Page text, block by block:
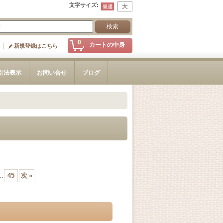
文字サイズ:
0 カートの中身
新規登録はこちら
法表示 お問い合せ ブログ
45 次 »